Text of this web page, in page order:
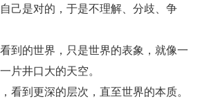
己是对的，于是不理解、分歧、争
到的世界，只是世界的表象，就像一
片井口大的天空。
看到更深的层次，直至世界的本质。